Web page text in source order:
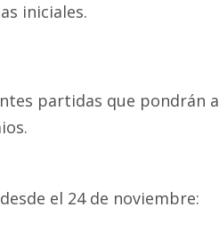
iniciales.
partidas que pondrán a
el 24 de noviembre: